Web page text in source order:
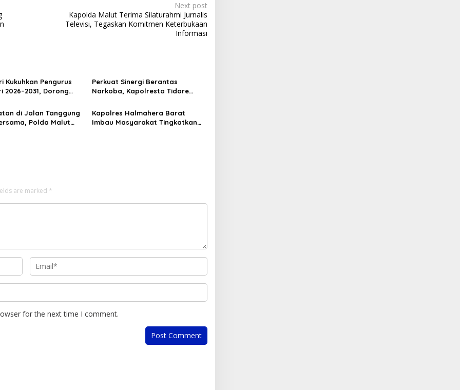
Next post
Kapolda Malut Terima Silaturahmi Jurnalis
Televisi, Tegaskan Komitmen Keterbukaan
Informasi
Kukuhkan Pengurus
2026–2031, Dorong
Perkuat Sinergi Berantas
Narkoba, Kapolresta Tidore
Kepala BNN Provinsi Maluku
Utara
di Jalan Tanggung
Polda Malut
Kapolres Halmahera Barat
Imbau Masyarakat Tingkatkan
are marked *
for the next time I comment.